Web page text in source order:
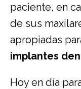
paciente, en
de sus
apropiadas
implantes
Hoy en día